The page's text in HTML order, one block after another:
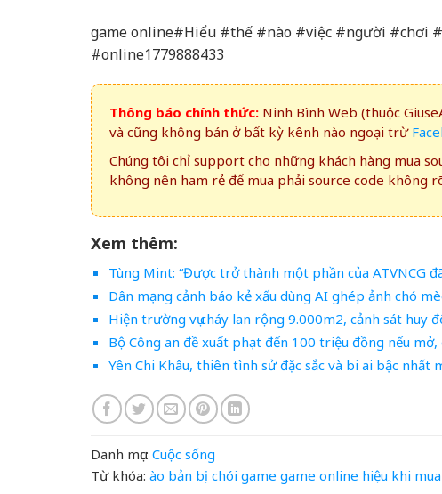
game online#Hiểu #thế #nào #việc #người #chơi
#online1779888433
Thông báo chính thức: Ninh Bình Web (thuộc
và cũng không bán ở bất kỳ kênh nào ngoại trừ
Chúng tôi chỉ support cho những khách hàng mua
không nên ham rẻ để mua phải source code không
Xem thêm:
Tùng Mint: “Được trở thành một phần của ATVNCG
Dân mạng cảnh báo kẻ xấu dùng AI ghép ảnh chó
Hiện trường vụ cháy lan rộng 9.000m2, cảnh sát huy
Bộ Công an đề xuất phạt đến 100 triệu đồng nếu
Yên Chi Khâu, thiên tình sử đặc sắc và bi ai bậc nhất
Danh mục: Cuộc sống
Từ khóa: ào bản bị chói game game online hiệu khi mua